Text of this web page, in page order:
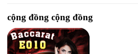
cộng đồng cộng đồng